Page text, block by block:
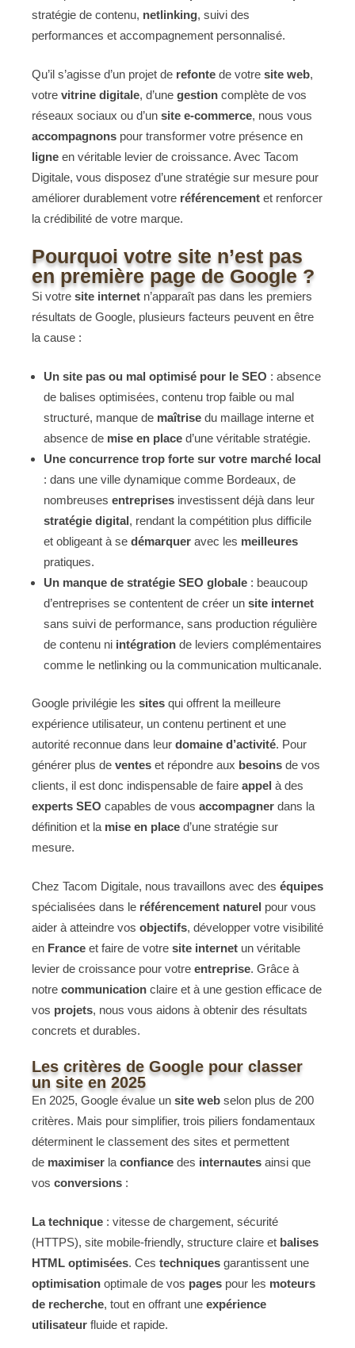
stratégie de contenu, netlinking, suivi des
performances et accompagnement personnalisé.
Qu’il s’agisse d’un projet de refonte de votre site web,
votre vitrine digitale, d’une gestion complète de vos
réseaux sociaux ou d’un site e-commerce, nous vous
accompagnons pour transformer votre présence en
ligne en véritable levier de croissance. Avec Tacom
Digitale, vous disposez d’une stratégie sur mesure pour
améliorer durablement votre référencement et renforcer
la crédibilité de votre marque.
Pourquoi votre site n’est pas
en première page de Google ?
Si votre site internet n’apparaît pas dans les premiers
résultats de Google, plusieurs facteurs peuvent en être
la cause :
Un site pas ou mal optimisé pour le SEO : absence
de balises optimisées, contenu trop faible ou mal
structuré, manque de maîtrise du maillage interne et
absence de mise en place d’une véritable stratégie.
Une concurrence trop forte sur votre marché local
: dans une ville dynamique comme Bordeaux, de
nombreuses entreprises investissent déjà dans leur
stratégie digital, rendant la compétition plus difficile
et obligeant à se démarquer avec les meilleures
pratiques.
Un manque de stratégie SEO globale : beaucoup
d’entreprises se contentent de créer un site internet
sans suivi de performance, sans production régulière
de contenu ni intégration de leviers complémentaires
comme le netlinking ou la communication multicanale.
Google privilégie les sites qui offrent la meilleure
expérience utilisateur, un contenu pertinent et une
autorité reconnue dans leur domaine d’activité. Pour
générer plus de ventes et répondre aux besoins de vos
clients, il est donc indispensable de faire appel à des
experts SEO capables de vous accompagner dans la
définition et la mise en place d’une stratégie sur
mesure.
Chez Tacom Digitale, nous travaillons avec des équipes
spécialisées dans le référencement naturel pour vous
aider à atteindre vos objectifs, développer votre visibilité
en France et faire de votre site internet un véritable
levier de croissance pour votre entreprise. Grâce à
notre communication claire et à une gestion efficace de
vos projets, nous vous aidons à obtenir des résultats
concrets et durables.
Les critères de Google pour classer
un site en 2025
En 2025, Google évalue un site web selon plus de 200
critères. Mais pour simplifier, trois piliers fondamentaux
déterminent le classement des sites et permettent
de maximiser la confiance des internautes ainsi que
vos conversions :
La technique : vitesse de chargement, sécurité
(HTTPS), site mobile-friendly, structure claire et balises
HTML optimisées. Ces techniques garantissent une
optimisation optimale de vos pages pour les moteurs
de recherche, tout en offrant une expérience
utilisateur fluide et rapide.